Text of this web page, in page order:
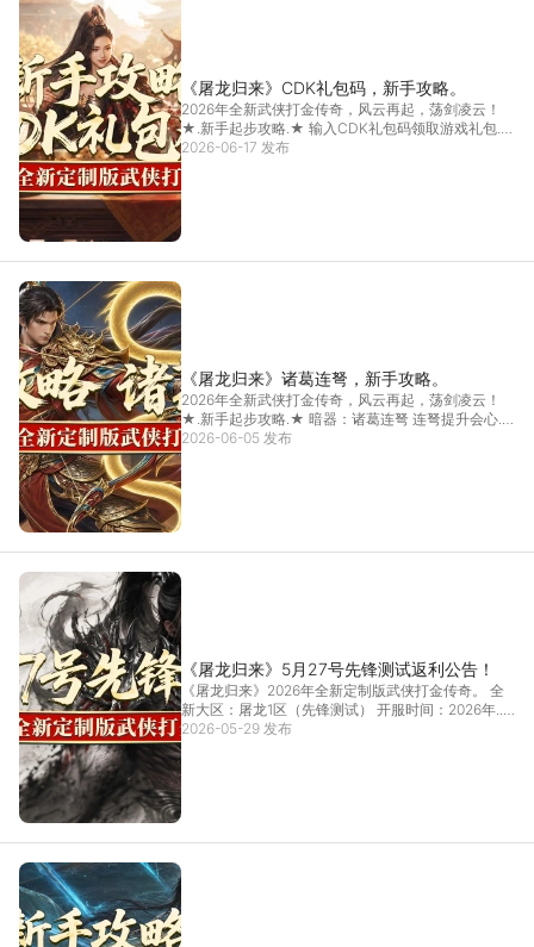
《屠龙归来》CDK礼包码，新手攻略。
2026年全新武侠打金传奇，风云再起，荡剑凌云！
★.新手起步攻略.★ 输入CDK礼包码领取游戏礼包...
[详情]
2026-06-17 发布
《屠龙归来》诸葛连弩，新手攻略。
2026年全新武侠打金传奇，风云再起，荡剑凌云！
★.新手起步攻略.★ 暗器：诸葛连弩 连弩提升会心...
[详情]
2026-06-05 发布
《屠龙归来》5月27号先锋测试返利公告！
《屠龙归来》2026年全新定制版武侠打金传奇。 全
新大区：屠龙1区（先锋测试） 开服时间：2026年...
[详情]
2026-05-29 发布